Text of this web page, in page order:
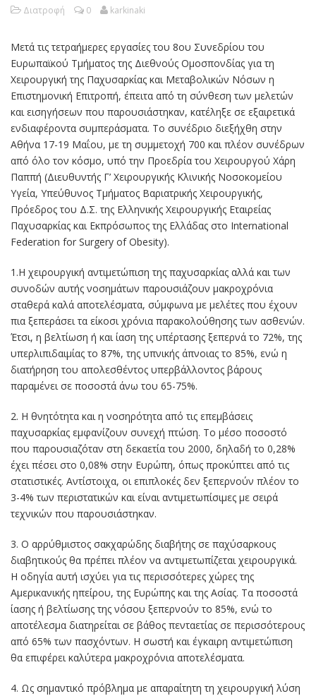
Διατροφή 0 karkinaki
Μετά τις τετραήμερες εργασίες του 8ου Συνεδρίου του
Ευρωπαϊκού Τμήματος της Διεθνούς Ομοσπονδίας για τη
Χειρουργική της Παχυσαρκίας και Μεταβολικών Νόσων η
Επιστημονική Επιτροπή, έπειτα από τη σύνθεση των μελετών
και εισηγήσεων που παρουσιάστηκαν, κατέληξε σε εξαιρετικά
ενδιαφέροντα συμπεράσματα. Tο συνέδριο διεξήχθη στην
Αθήνα 17-19 Μαΐου, με τη συμμετοχή 700 και πλέον συνέδρων
από όλο τον κόσμο, υπό την Προεδρία του Χειρουργού Χάρη
Παππή (Διευθυντής Γ’ Χειρουργικής Κλινικής Νοσοκομείου
Υγεία, Υπεύθυνος Τμήματος Βαριατρικής Χειρουργικής,
Πρόεδρος του Δ.Σ. της Ελληνικής Χειρουργικής Εταιρείας
Παχυσαρκίας και Εκπρόσωπος της Ελλάδας στο International
Federation for Surgery of Obesity).
1.Η χειρουργική αντιμετώπιση της παχυσαρκίας αλλά και των
συνοδών αυτής νοσημάτων παρουσιάζουν μακροχρόνια
σταθερά καλά αποτελέσματα, σύμφωνα με μελέτες που έχουν
πια ξεπεράσει τα είκοσι χρόνια παρακολούθησης των ασθενών.
Έτσι, η βελτίωση ή και ίαση της υπέρτασης ξεπερνά το 72%, της
υπερλιπιδαιμίας το 87%, της υπνικής άπνοιας το 85%, ενώ η
διατήρηση του απολεσθέντος υπερβάλλοντος βάρους
παραμένει σε ποσοστά άνω του 65-75%.
2. Η θνητότητα και η νοσηρότητα από τις επεμβάσεις
παχυσαρκίας εμφανίζουν συνεχή πτώση. Το μέσο ποσοστό
που παρουσιαζόταν στη δεκαετία του 2000, δηλαδή το 0,28%
έχει πέσει στο 0,08% στην Ευρώπη, όπως προκύπτει από τις
στατιστικές. Αντίστοιχα, οι επιπλοκές δεν ξεπερνούν πλέον το
3-4% των περιστατικών και είναι αντιμετωπίσιμες με σειρά
τεχνικών που παρουσιάστηκαν.
3. Ο αρρύθμιστος σακχαρώδης διαβήτης σε παχύσαρκους
διαβητικούς θα πρέπει πλέον να αντιμετωπίζεται χειρουργικά.
Η οδηγία αυτή ισχύει για τις περισσότερες χώρες της
Αμερικανικής ηπείρου, της Ευρώπης και της Ασίας. Τα ποσοστά
ίασης ή βελτίωσης της νόσου ξεπερνούν το 85%, ενώ το
αποτέλεσμα διατηρείται σε βάθος πενταετίας σε περισσότερους
από 65% των πασχόντων. Η σωστή και έγκαιρη αντιμετώπιση
θα επιφέρει καλύτερα μακροχρόνια αποτελέσματα.
4. Ως σημαντικό πρόβλημα με απαραίτητη τη χειρουργική λύση